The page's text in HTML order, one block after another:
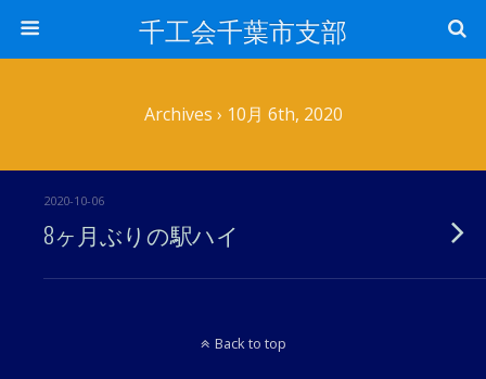
千工会千葉市支部
Archives › 10月 6th, 2020
2020-10-06
8ヶ月ぶりの駅ハイ
Back to top